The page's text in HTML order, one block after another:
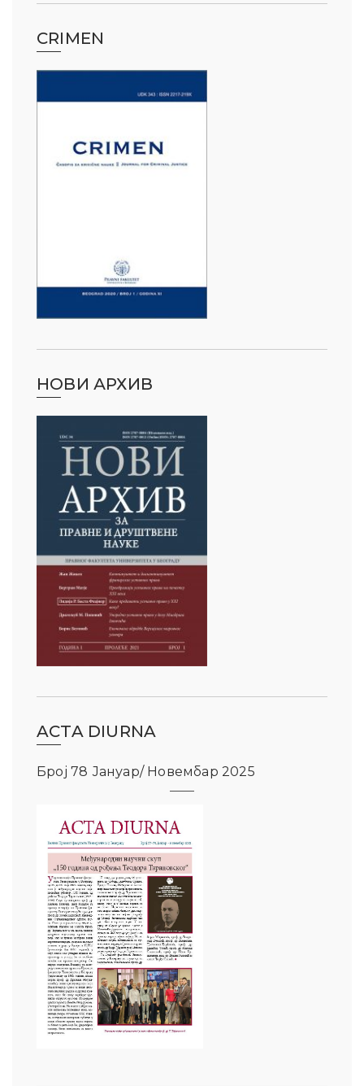
CRIMEN
НОВИ АРХИВ
ACTA DIURNA
Број 78 Јануар/ Новембар 2025